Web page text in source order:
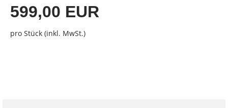
599,00 EUR
pro Stück (inkl. MwSt.)